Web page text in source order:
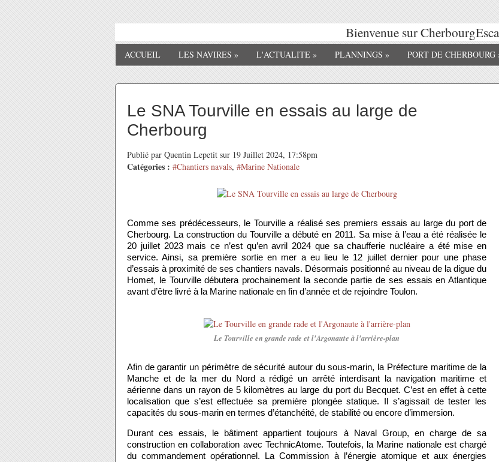
Bienvenue sur CherbourgEscale
ACCUEIL LES NAVIRES » L'ACTUALITE » PLANNINGS » PORT DE CHERBOURG
Le SNA Tourville en essais au large de
Cherbourg
Publié par Quentin Lepetit sur 19 Juillet 2024, 17:58pm
Catégories : #Chantiers navals, #Marine Nationale
Comme ses prédécesseurs, le Tourville a réalisé ses premiers essais au large du port de
Cherbourg. La construction du Tourville a débuté en 2011. Sa mise à l’eau a été réalisée le
20 juillet 2023 mais ce n’est qu’en avril 2024 que sa chaufferie nucléaire a été mise en
service. Ainsi, sa première sortie en mer a eu lieu le 12 juillet dernier pour une phase
d’essais à proximité de ses chantiers navals. Désormais positionné au niveau de la digue du
Homet, le Tourville débutera prochainement la seconde partie de ses essais en Atlantique
avant d’être livré à la Marine nationale en fin d’année et de rejoindre Toulon.
Le Tourville en grande rade et l'Argonaute à l'arrière-plan
Afin de garantir un périmètre de sécurité autour du sous-marin, la Préfecture maritime de la
Manche et de la mer du Nord a rédigé un arrêté interdisant la navigation maritime et
aérienne dans un rayon de 5 kilomètres au large du port du Becquet. C’est en effet à cette
localisation que s’est effectuée sa première plongée statique. Il s’agissait de tester les
capacités du sous-marin en termes d’étanchéité, de stabilité ou encore d’immersion.
Durant ces essais, le bâtiment appartient toujours à Naval Group, en charge de sa
construction en collaboration avec TechnicAtome. Toutefois, la Marine nationale est chargé
du commandement opérationnel. La Commission à l’énergie atomique et aux énergies